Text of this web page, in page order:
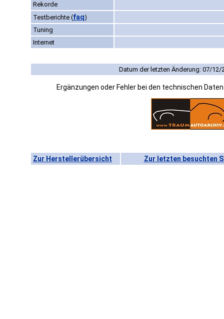
Rekorde
Testberichte (faq)
Tuning
Internet
Datum der letzten Änderung: 07/12/
Ergänzungen oder Fehler bei den technischen
Zur Herstellerübersicht Zur letzten besuchten